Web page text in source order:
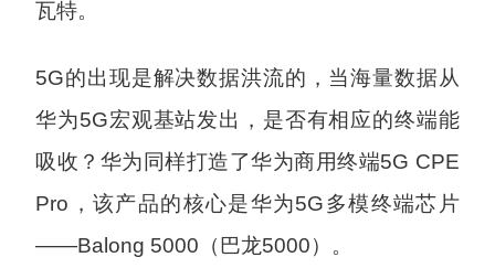
瓦特。
5G的出现是解决数据洪流的，当海量数据从
华为5G宏观基站发出，是否有相应的终端能
吸收？华为同样打造了华为商用终端5G CPE
Pro，该产品的核心是华为5G多模终端芯片
——Balong 5000（巴龙5000）。